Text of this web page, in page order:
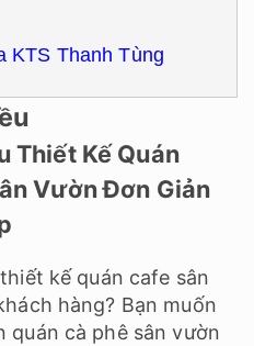
KTS Thanh Tùng
Thiết Kế Quán
Vườn Đơn Giản
kế quán cafe sân
hàng? Bạn muốn
quán cà phê sân vườn